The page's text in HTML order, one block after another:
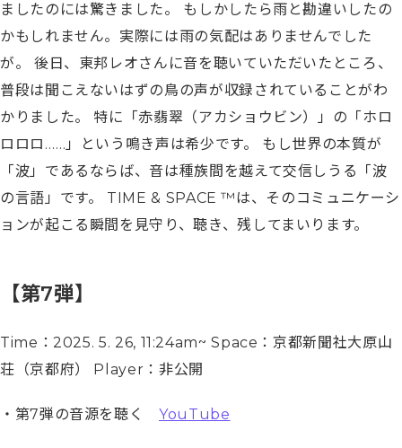
ましたのには驚きました。 もしかしたら雨と勘違いしたの
かもしれません。実際には雨の気配はありませんでした
が。 後日、東邦レオさんに音を聴いていただいたところ、
普段は聞こえないはずの鳥の声が収録されていることがわ
かりました。 特に「赤翡翠（アカショウビン）」の「ホロ
ロロロ……」という鳴き声は希少です。 もし世界の本質が
「波」であるならば、音は種族間を越えて交信しうる「波
の言語」です。 TIME & SPACE ™︎は、そのコミュニケーシ
ョンが起こる瞬間を見守り、聴き、残してまいります。
【第7弾】
Time：2025. 5. 26, 11:24am~ Space：京都新聞社大原山
荘（京都府） Player：非公開
・第7弾の音源を聴くYouTube